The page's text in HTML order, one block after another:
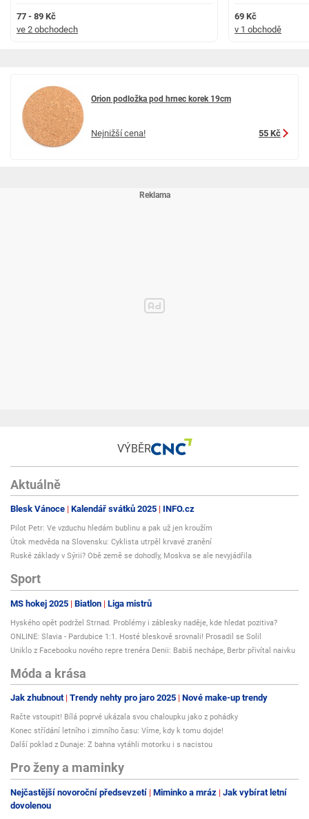
77 - 89 Kč
ve 2 obchodech
69 Kč
v 1 obchodě
Orion podložka pod hrnec korek 19cm
Nejnižší cena! 55 Kč
VÝBĚR
Aktuálně
Blesk Vánoce Kalendář svátků 2025 INFO.cz
Pilot Petr: Ve vzduchu hledám bublinu a pak už jen kroužím
Útok medvěda na Slovensku: Cyklista utrpěl krvavé zranění
Ruské základy v Sýrii? Obě země se dohodly, Moskva se ale nevyjádřila
Sport
MS hokej 2025 Biatlon Liga mistrů
Hyského opět podržel Strnad. Problémy i záblesky naděje, kde hledat pozitiva?
ONLINE: Slavia - Pardubice 1:1. Hosté bleskově srovnali! Prosadil se Solil
Uniklo z Facebooku nového repre trenéra Denii: Babiš nechápe, Berbr přivítal naivku
Móda a krása
Jak zhubnout Trendy nehty pro jaro 2025 Nové make-up trendy
Račte vstoupit! Bílá poprvé ukázala svou chaloupku jako z pohádky
Konec střídání letního i zimního času: Víme, kdy k tomu dojde!
Další poklad z Dunaje: Z bahna vytáhli motorku i s nacistou
Pro ženy a maminky
Nejčastější novoroční předsevzetí Miminko a mráz
Jak vybírat letní
dovolenou